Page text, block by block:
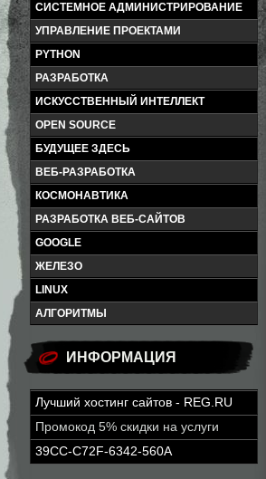
СИСТЕМНОЕ АДМИНИСТРИРОВАНИЕ
УПРАВЛЕНИЕ ПРОЕКТАМИ
PYTHON
РАЗРАБОТКА
ИСКУССТВЕННЫЙ ИНТЕЛЛЕКТ
OPEN SOURCE
БУДУЩЕЕ ЗДЕСЬ
ВЕБ-РАЗРАБОТКА
КОСМОНАВТИКА
РАЗРАБОТКА ВЕБ-САЙТОВ
GOOGLE
ЖЕЛЕЗО
LINUX
АЛГОРИТМЫ
ИНФОРМАЦИЯ
Лучший хостинг сайтов - REG.RU
Промокод 5% скидки на услуги
39CC-C72F-6342-560A